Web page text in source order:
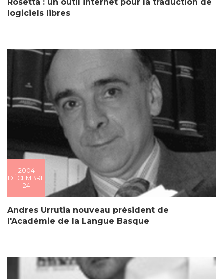
logiciels libres
2004
DÉCEMBRE
24
Andres Urrutia nouveau président de
l'Académie de la Langue Basque